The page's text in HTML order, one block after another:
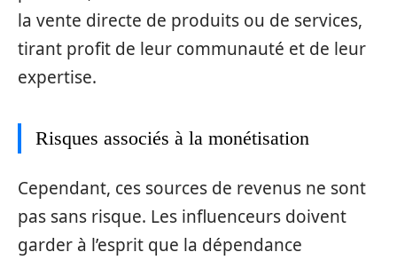
la vente directe de produits ou de services,
tirant profit de leur communauté et de leur
expertise.
Risques associés à la monétisation
Cependant, ces sources de revenus ne sont
pas sans risque. Les influenceurs doivent
garder à l’esprit que la dépendance